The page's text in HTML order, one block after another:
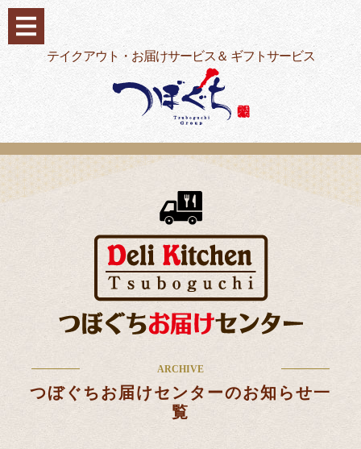
コ
ン
ス
ッ
プ
テイクアウト・お届けサービス＆ ギフトサービス
ARCHIVE
つぼぐちお届けセンターのお知らせ一
覧